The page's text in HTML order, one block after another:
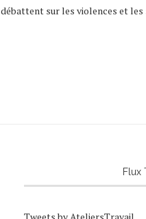
débattent sur les violences et
Flux